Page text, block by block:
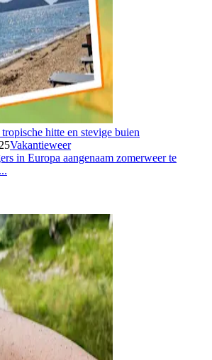
hitte en stevige buien
Vakantieweer
in Europa aangenaam zomerweer te